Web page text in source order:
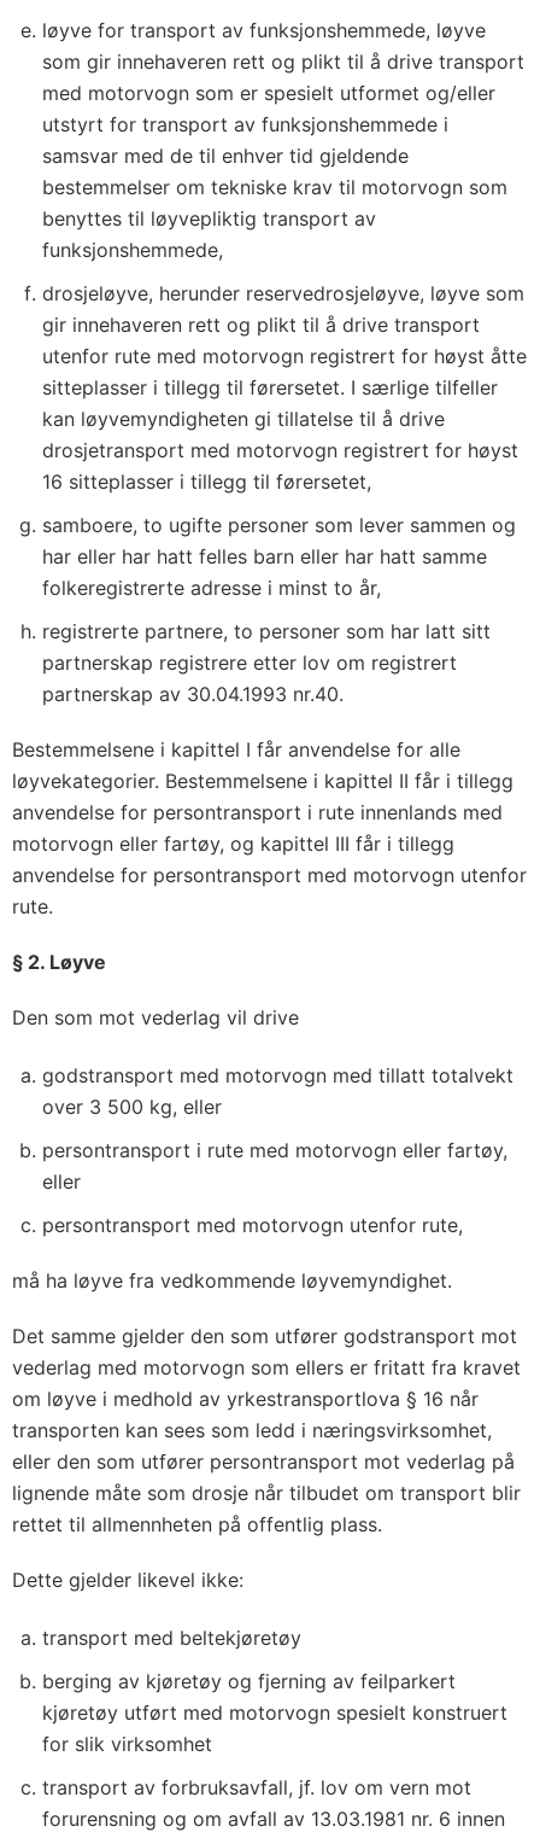
løyve for transport av funksjonshemmede, løyve
som gir innehaveren rett og plikt til å drive transport
med motorvogn som er spesielt utformet og/eller
utstyrt for transport av funksjonshemmede i
samsvar med de til enhver tid gjeldende
bestemmelser om tekniske krav til motorvogn som
benyttes til løyvepliktig transport av
funksjonshemmede,
drosjeløyve, herunder reservedrosjeløyve, løyve som
gir innehaveren rett og plikt til å drive transport
utenfor rute med motorvogn registrert for høyst åtte
sitteplasser i tillegg til førersetet. I særlige tilfeller
kan løyvemyndigheten gi tillatelse til å drive
drosjetransport med motorvogn registrert for høyst
16 sitteplasser i tillegg til førersetet,
samboere, to ugifte personer som lever sammen og
har eller har hatt felles barn eller har hatt samme
folkeregistrerte adresse i minst to år,
registrerte partnere, to personer som har latt sitt
partnerskap registrere etter lov om registrert
partnerskap av 30.04.1993 nr.40.
Bestemmelsene i kapittel I får anvendelse for alle
løyvekategorier. Bestemmelsene i kapittel II får i tillegg
anvendelse for persontransport i rute innenlands med
motorvogn eller fartøy, og kapittel III får i tillegg
anvendelse for persontransport med motorvogn utenfor
rute.
§ 2. Løyve
Den som mot vederlag vil drive
godstransport med motorvogn med tillatt totalvekt
over 3 500 kg, eller
persontransport i rute med motorvogn eller fartøy,
eller
persontransport med motorvogn utenfor rute,
må ha løyve fra vedkommende løyvemyndighet.
Det samme gjelder den som utfører godstransport mot
vederlag med motorvogn som ellers er fritatt fra kravet
om løyve i medhold av yrkestransportlova § 16 når
transporten kan sees som ledd i næringsvirksomhet,
eller den som utfører persontransport mot vederlag på
lignende måte som drosje når tilbudet om transport blir
rettet til allmennheten på offentlig plass.
Dette gjelder likevel ikke:
transport med beltekjøretøy
berging av kjøretøy og fjerning av feilparkert
kjøretøy utført med motorvogn spesielt konstruert
for slik virksomhet
transport av forbruksavfall, jf. lov om vern mot
forurensning og om avfall av 13.03.1981 nr. 6 innen